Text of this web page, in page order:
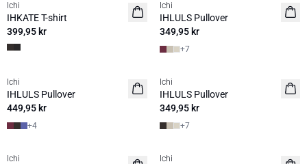
NYHET
Ichi
IHKATE T-shirt
399,95 kr
NYHET
Ichi
IHLULS Pullover
349,95 kr
+7
NYHET
Ichi
IHLULS Pullover
449,95 kr
+4
NYHET
Ichi
IHLULS Pullover
349,95 kr
+7
NYHET
Ichi NYHET
Ichi